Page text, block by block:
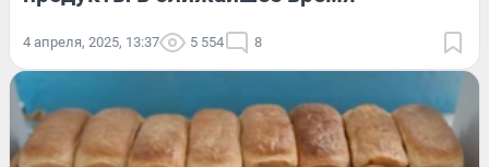
4 апреля, 2025, 13:37 5 554 8